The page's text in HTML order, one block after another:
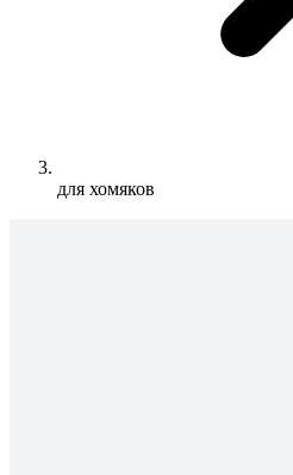
для хомяков